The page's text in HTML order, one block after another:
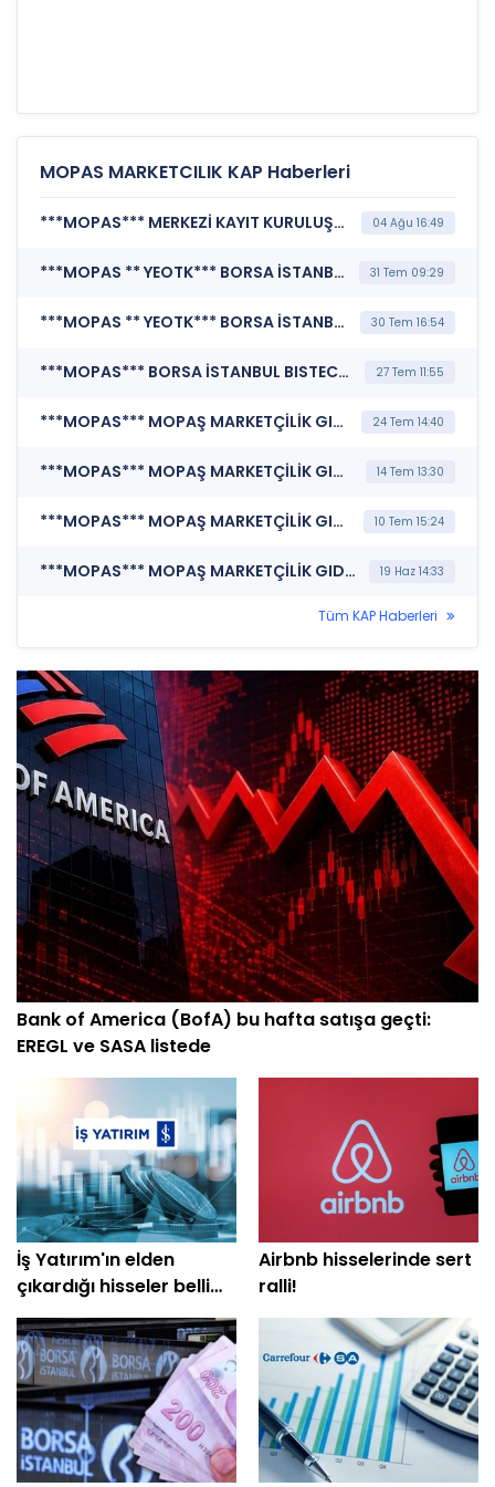
MOPAS MARKETCILIK KAP Haberleri
***MOPAS*** MERKEZİ KAYIT KURULUŞU A.Ş. (Pay Mali Hak Kullanım İşlemi - Nakit Ödeme) 04 Ağu 16:49
***MOPAS ** YEOTK*** BORSA İSTANBUL A.Ş. (BISTECH Pay Piyasası Alım Satım Sistemi Duyurusu) 31 Tem 09:29
***MOPAS ** YEOTK*** BORSA İSTANBUL A.Ş. (Hak Kullanımı) 30 Tem 16:54
***MOPAS*** BORSA İSTANBUL BISTECH DEVRE KESİCİ UYGULAMASI (Pay Bazında Devre Kesici Bildirimi) 27 Tem 11:55
***MOPAS*** MOPAŞ MARKETÇİLİK GIDA SANAYİ VE TİCARET A.Ş. (Özel Durum Açıklaması (Genel)) 24 Tem 14:40
***MOPAS*** MOPAŞ MARKETÇİLİK GIDA SANAYİ VE TİCARET A.Ş. (Şirket Genel Bilgi Formu) 14 Tem 13:30
***MOPAS*** MOPAŞ MARKETÇİLİK GIDA SANAYİ VE TİCARET A.Ş. (Özel Durum Açıklaması (Genel)) 10 Tem 15:24
***MOPAS*** MOPAŞ MARKETÇİLİK GIDA SANAYİ VE TİCARET A.Ş. (Bağımsız Denetim Kuruluşunun Belirlenmesi) 19 Haz 14:33
Tüm KAP Haberleri
Bank of America (BofA) bu hafta satışa geçti:
EREGL ve SASA listede
İş Yatırım'ın elden
çıkardığı hisseler belli
oldu: SKBNK ilk sırada
Airbnb hisselerinde sert
ralli!